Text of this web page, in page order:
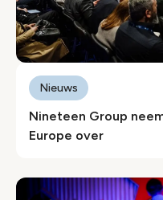
Nineteen Group
Europe over
Nieuws